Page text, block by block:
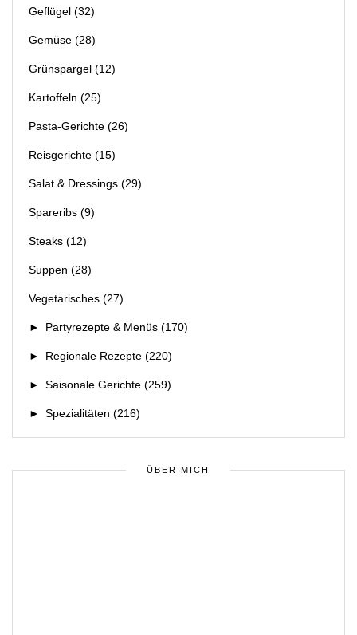
Geflügel (32)
Gemüse (28)
Grünspargel (12)
Kartoffeln (25)
Pasta-Gerichte (26)
Reisgerichte (15)
Salat & Dressings (29)
Spareribs (9)
Steaks (12)
Suppen (28)
Vegetarisches (27)
► Partyrezepte & Menüs (170)
► Regionale Rezepte (220)
► Saisonale Gerichte (259)
► Spezialitäten (216)
ÜBER MICH